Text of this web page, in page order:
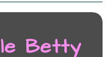
Betty